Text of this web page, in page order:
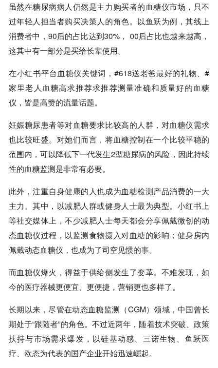
虽然在糖尿病病人仍然是主力购买者的血糖仪市场，只不
过年轻人担当者购买决策人的角色。以鱼跃为例，其线上
消费者中，90后的占比达到30%， 00后占比也越来越高，
这其中有一部分是买给长辈使用。
在小红书平台血糖仪关键词，#618送老爸最好的礼物、#
家里老人血糖高求推荐求推荐测量准确和质量好的血糖
仪，皆是高赞的流量话题。
妊娠糖尿患者等对血糖要求比较高的人群，对血糖仪需求
也比较旺盛。对她们而言，将血糖控制在一个比较平稳的
范围内，可以降低下一代发生2型糖尿病的风险，因此持续
性的血糖监测是非常有必要。
此外，注重自身健康的人也成为血糖检测产品消费的一大
主力。其中，以减肥人群或健身人士最为典型。 小红书 上
等社交媒体上，不少减肥人士每天都会分享佩戴微创的动
态血糖仪过程，以监测食物摄入对血糖的影响；健身房内
佩戴动态血糖仪，也成为了司空见惯的事。
而血糖仪爆火，得益于供给侧发生了变革。不难发现，如
今的医疗器械更便宜、更便捷，营销更也多样了。
长期以来，尽管在动态血糖监测（CGM）领域，中国曾长
期处于“跟随者”的角色。不过近两年，随着技术突破、政策
扶持与市场需求爆发，以硅基动感、三诺生物、鱼跃医
疗、欧态为代表的国产企业开始迅速崛起。